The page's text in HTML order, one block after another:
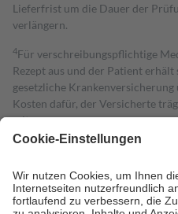
Lieferfrist um die Dauer der
verlängern.
4Für verschreibungspflichtige
Rezept aus und der Patient
gesetzliche
Kosten dafür, der Versicherte
mit.
Grundsätzlich leisten Mitglieder
höchstens zehn Euro.
Es sind
Kosten der Leistung zu entrichten.
Diese Regeln gelten